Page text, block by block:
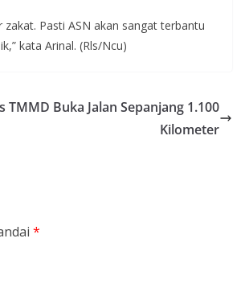
Pasti ASN akan sangat terbantu
kata Arinal. (Rls/Ncu)
TMMD Buka Jalan Sepanjang 1.100
Kilometer
*